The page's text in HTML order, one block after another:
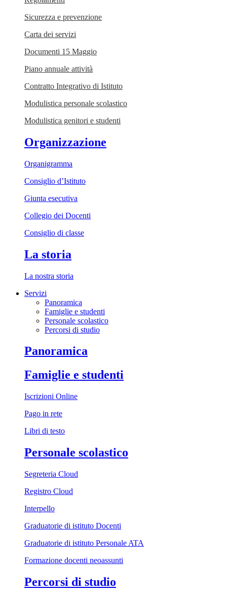
Sicurezza e prevenzione
Carta dei servizi
Documenti 15 Maggio
Piano annuale attività
Contratto Integrativo di Istituto
Modulistica personale scolastico
Modulistica genitori e studenti
Organizzazione
Organigramma
Consiglio d’Istituto
Giunta esecutiva
Collegio dei Docenti
Consiglio di classe
La storia
La nostra storia
Servizi
Panoramica
Famiglie e studenti
Personale scolastico
Percorsi di studio
Panoramica
Famiglie e studenti
Iscrizioni Online
Pago in rete
Libri di testo
Personale scolastico
Segreteria Cloud
Registro Cloud
Interpello
Graduatorie di istituto Docenti
Graduatorie di istituto Personale ATA
Formazione docenti neoassunti
Percorsi di studio